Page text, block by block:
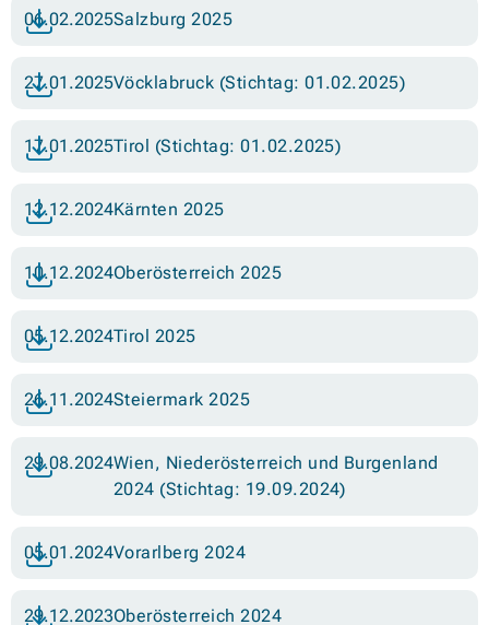
Salzburg 2025
06.02.2025
Vöcklabruck (Stichtag: 01.02.2025)
27.01.2025
Tirol (Stichtag: 01.02.2025)
17.01.2025
Kärnten 2025
12.12.2024
Oberösterreich 2025
10.12.2024
Tirol 2025
05.12.2024
Steiermark 2025
26.11.2024
Wien, Niederösterreich und Burgenland
2024 (Stichtag: 19.09.2024)
29.08.2024
Vorarlberg 2024
05.01.2024
Oberösterreich 2024
29.12.2023